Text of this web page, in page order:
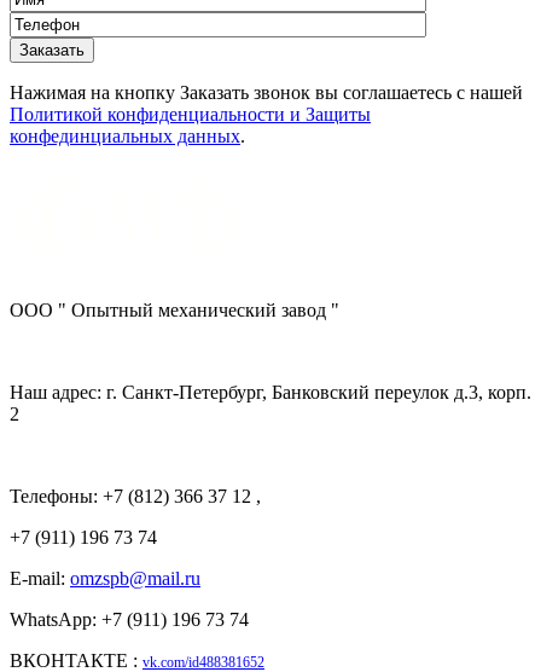
Нажимая на кнопку Заказать звонок вы соглашаетесь с нашей
Политикой конфиденциальности и Защиты
конфединциальных данных.
ООО " Опытный механический завод "
Наш адрес: г. Санкт-Петербург, Банковский переулок д.3, корп.
2
Телефоны: +7 (812) 366 37 12 ,
+7 (911) 196 73 74
E-mail: omzspb@mail.ru
WhatsApp: +7 (911) 196 73 74
ВКОНТАКТЕ : vk.com/id488381652